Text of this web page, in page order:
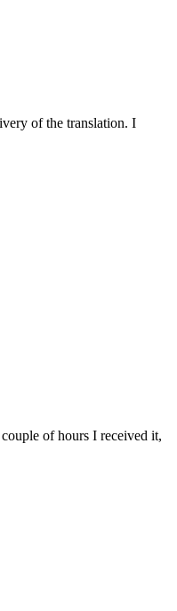
of the translation. I
of hours I received it,